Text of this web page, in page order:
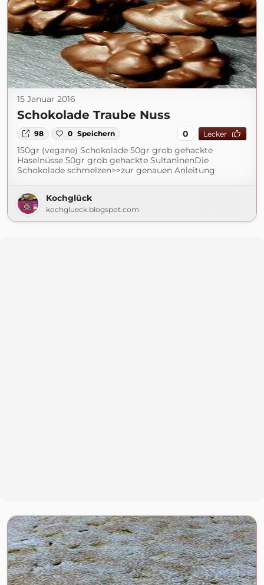
15 Januar 2016
Schokolade Traube Nuss
98 0 Speichern 0 Lecker
150gr (vegane) Schokolade 50gr grob gehackte
Haselnüsse 50gr grob gehackte SultaninenDie
Schokolade schmelzen>>zur genauen Anleitung
Kochglück
kochglueck.blogspot.com